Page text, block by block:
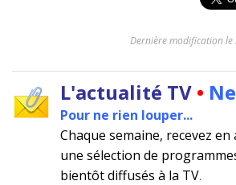
Dernière modification
L'actualité TV •
Pour ne rien louper...
Chaque semaine, recevez
une sélection de
bientôt diffusés à la TV.